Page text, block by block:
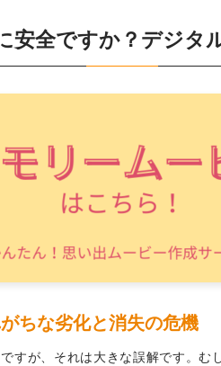
安全ですか？デジ
ちな劣化と消失の危機
すが、それは大きな誤解です。